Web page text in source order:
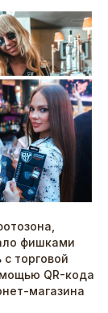
фишками
торговой
QR-кода
магазина